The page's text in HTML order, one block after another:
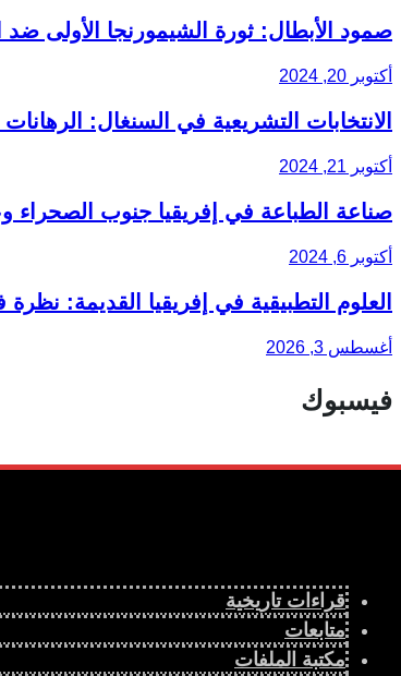
صمود الأبطال: ثورة الشيمورنجا الأولى ضد
أكتوبر 20, 2024
الانتخابات التشريعية في السنغال:
أكتوبر 21, 2024
صناعة الطباعة في إفريقيا جنوب الصحراء
أكتوبر 6, 2024
العلوم التطبيقية في إفريقيا القديمة:
أغسطس 3, 2026
فيسبوك
قراءات تاريخية
متابعات
مكتبة الملفات